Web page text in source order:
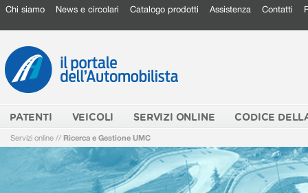
Chi siamo News e circolari Catalogo prodotti Assistenza Contatti
PATENTI VEICOLI SERVIZI ONLINE CODICE
Servizi online // Ricerca e Gestione UMC